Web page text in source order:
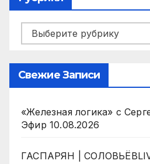
Рубрики
Свежие Записи
«Железная логика» с
Эфир 10.08.2026
ГАСПАРЯН |